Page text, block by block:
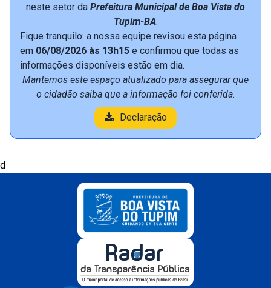
neste setor da Prefeitura Municipal de Boa Vista do
Tupim-BA.
Fique tranquilo: a nossa equipe revisou esta página
em 06/08/2026 às 13h15 e confirmou que todas as
informações disponíveis estão em dia.
Mantemos este espaço atualizado para assegurar que
o cidadão saiba que a informação foi conferida.
Declaração
d